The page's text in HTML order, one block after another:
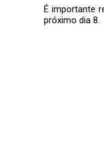
É importante
próximo dia 8.